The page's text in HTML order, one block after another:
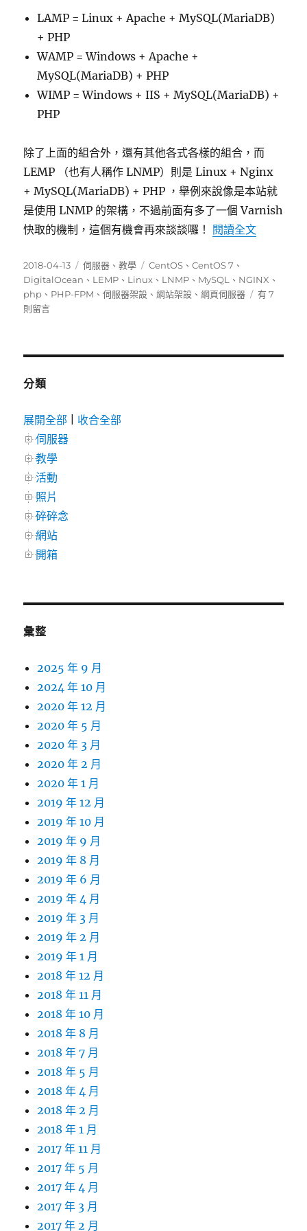
LAMP = Linux + Apache + MySQL(MariaDB)
+ PHP
WAMP = Windows + Apache +
MySQL(MariaDB) + PHP
WIMP = Windows + IIS + MySQL(MariaDB) +
PHP
除了上面的組合外，還有其他各式各樣的組合，而
LEMP （也有人稱作 LNMP）則是 Linux + Nginx
+ MySQL(MariaDB) + PHP ，舉例來說像是本站就
是使用 LNMP 的架構，不過前面有多了一個 Varnish
快取的機制，這個有機會再來談談囉！ 閱讀全文〈在
發
佈
日
期:
2018-04-13
分
類
伺服器 、教學
標
籤
CentOS 、CentOS 7 、
DigitalOcean 、 LEMP 、 Linux 、 LNMP 、 MySQL 、 NGINX 、
php 、 PHP-FPM 、伺服器架設 、網站架設 、網頁伺服器
在
有 7
則留言
分類
展開全部
收合全部
伺服器
教學
活動
照片
碎碎念
網站
開箱
彙整
2025 年 9 月
2024 年 10 月
2020 年 12 月
2020 年 5 月
2020 年 3 月
2020 年 2 月
2020 年 1 月
2019 年 12 月
2019 年 10 月
2019 年 9 月
2019 年 8 月
2019 年 6 月
2019 年 4 月
2019 年 3 月
2019 年 2 月
2019 年 1 月
2018 年 12 月
2018 年 11 月
2018 年 10 月
2018 年 8 月
2018 年 7 月
2018 年 5 月
2018 年 4 月
2018 年 2 月
2018 年 1 月
2017 年 11 月
2017 年 5 月
2017 年 4 月
2017 年 3 月
2017 年 2 月